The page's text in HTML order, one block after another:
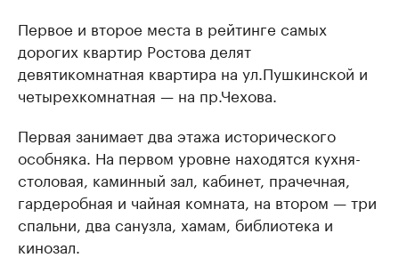
Первое и второе места в рейтинге самых
дорогих квартир Ростова делят
девятикомнатная квартира на ул.Пушкинской и
четырехкомнатная — на пр.Чехова.
Первая занимает два этажа исторического
особняка. На первом уровне находятся кухня-
столовая, каминный зал, кабинет, прачечная,
гардеробная и чайная комната, на втором — три
спальни, два санузла, хамам, библиотека и
кинозал.